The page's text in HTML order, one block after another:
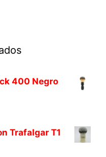
400 Negro
Trafalgar T1